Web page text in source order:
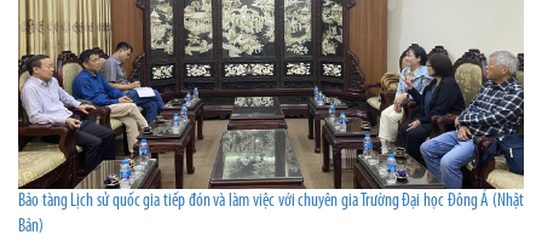
Bảo tàng Lịch sử quốc gia tiếp đón và làm việc với chuyên gia Trường Đại học Đông Á (Nhật
Bản)